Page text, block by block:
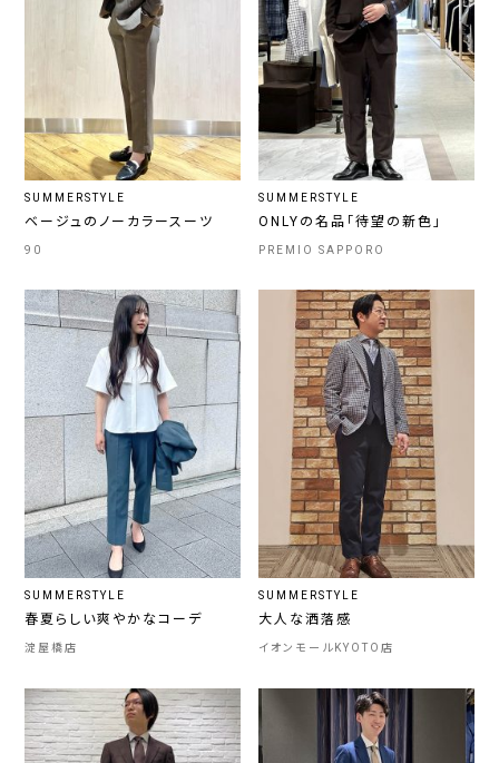
SUMMERSTYLE
ベージュのノーカラースーツ
90
SUMMERSTYLE
ONLYの名品「待望の新色」
PREMIO SAPPORO
SUMMERSTYLE
春夏らしい爽やかなコーデ
淀屋橋店
SUMMERSTYLE
大人な洒落感
イオンモールKYOTO店